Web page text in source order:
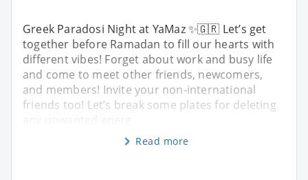
Greek Paradosi Night at YaMaz ✨🇬🇷 Let’s get
together before Ramadan to fill our hearts with
different vibes! Forget about work and busy life
and come to meet other friends, newcomers,
and members! Invite your non-international
friends too! Let’s break some plates for deleting
Read more